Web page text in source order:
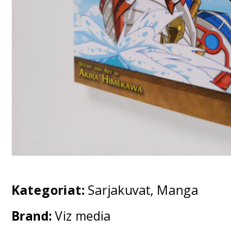
Kategoriat:Sarjakuvat, Manga
Brand:Viz media